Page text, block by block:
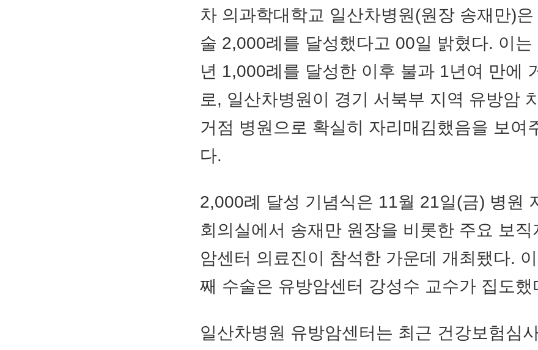
차 의과학대학교 일산차병원(원장 송재만)
술 2,000례를 달성했다고 00일 밝혔다. 이
년 1,000례를 달성한 이후 불과 1년여 만에
로, 일산차병원이 경기 서북부 지역 유방암
거점 병원으로 확실히 자리매김했음을 보여
다.
2,000례 달성 기념식은 11월 21일(금) 병원
회의실에서 송재만 원장을 비롯한 주요 보직
암센터 의료진이 참석한 가운데 개최됐다.
째 수술은 유방암센터 강성수 교수가 집도했
일산차병원 유방암센터는 최근 건강보험심